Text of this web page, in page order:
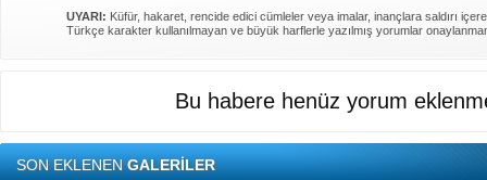
UYARI: Küfür, hakaret, rencide edici cümleler veya imalar, inançlara saldırı
Türkçe karakter kullanılmayan ve büyük harflerle yazılmış yorumlar
Bu habere henüz yorum
SON EKLENENGALERİLER